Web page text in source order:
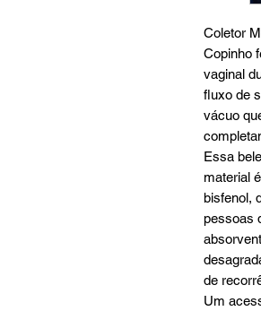
Coletor
Copinho
vaginal
fluxo de
vácuo
Essa
material
bisfenol,
pessoas
de
Um